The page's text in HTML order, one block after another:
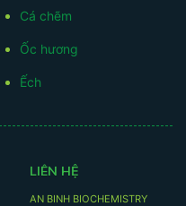
Cá chẽm
Ốc hương
Ếch
LIÊN HỆ
AN BINH BIOCHEMISTRY